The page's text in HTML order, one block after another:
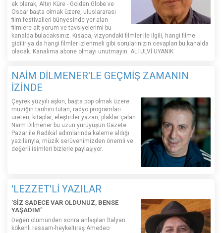
ek olarak, Altın Küre - Golden Globe ve
Oscar başta olmak üzere, uluslararası
film festivalleri bünyesinde yer alan
filmlere ait yorum ve tavsiyelerimi bu
kanalda bulacaksınız. Kısaca, vizyondaki filmler ile ilgili, hangi filme
gidilir ya da hangi filmler izlenmeli gibi sorularınızın cevapları bu kanalda
olacak. Kanalıma abone olmayı unutmayın. ALİ ULVİ UYANIK
NAİM DİLMENER'LE GEÇMİŞ ZAMANIN
İZİNDE
Çeyrek yüzyılı aşkın, başta pop olmak üzere
müziğin tarihini tutan, radyo programları
üreten, kitaplar, eleştiriler yazan, plaklar çalan
Naim Dilmener bu uzun yürüyüşün Gazete
Pazar ile Radikal adımlarında kaleme aldığı
yazılarıyla, müzik serüvenimizden önemli ve
değerli isimleri bizlerle paylaşıyor.
'LEZZET'Lİ YAZILAR
'SİZ SADECE VAR OLDUNUZ, BENSE
YAŞADIM'
Değeri ölümünden sonra anlaşılan İtalyan
kökenli ressam-heykeltıraş Amedeo